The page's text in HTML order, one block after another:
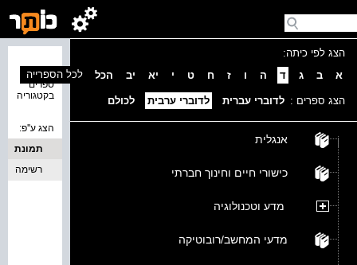
הצג לפי כיתה:
א
ב ג ד ה ו ז ח ט י יא יב הכל
הצג ספרים : לדוברי עברית לדוברי ערבית לכולם
אנגלית
כישורי חיים וחינוך חברתי
מדע וטכנולוגיה
מדעי המחשב/רובוטיקה
ספרים
בקטגוריה
לכל הספרייה
הצג ע''פ:
תמונת
כריכה
רשימה